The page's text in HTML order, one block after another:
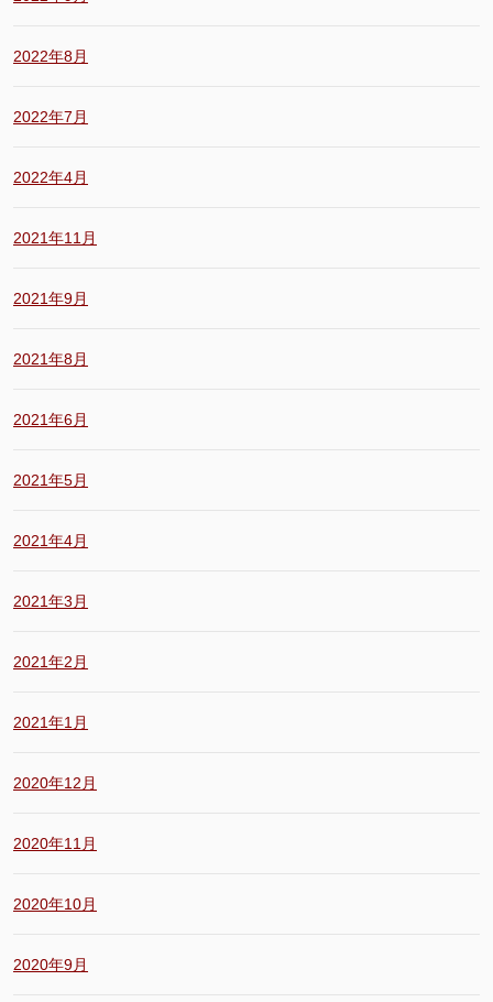
2022年8月
2022年7月
2022年4月
2021年11月
2021年9月
2021年8月
2021年6月
2021年5月
2021年4月
2021年3月
2021年2月
2021年1月
2020年12月
2020年11月
2020年10月
2020年9月